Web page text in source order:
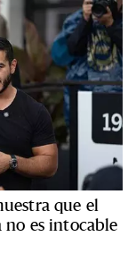
que el
no es intocable